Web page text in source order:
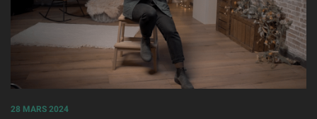
28 MARS 2024